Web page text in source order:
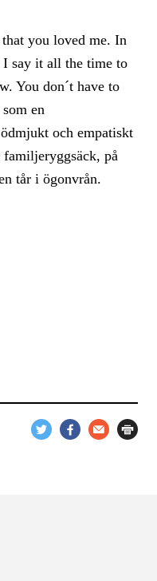
you loved me. In
say it all the time to
You don´t have to
en
och empatiskt
på
tår i ögonvrån.